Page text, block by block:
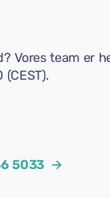
Vores team er
5033 →